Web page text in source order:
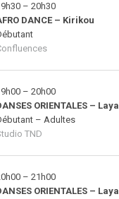
– 20h30
DANCE – Kirikou
– 20h00
ORIENTALES – Layal
– Adultes
TND
– 21h00
ORIENTALES – Layal